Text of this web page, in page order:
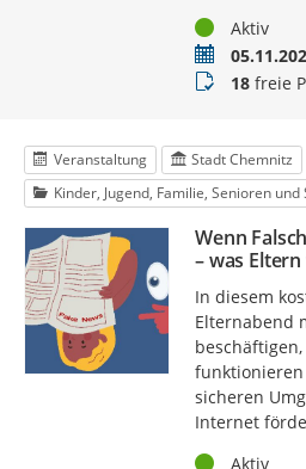
StatusAktiv
Termin
18freie
Veranstaltung
Stadt Chemnitz
Kinder, Jugend, Familie, Senioren und
Wenn
– was
In diesem
Elternabend
beschäftigen,
sicheren
Internet
StatusAktiv